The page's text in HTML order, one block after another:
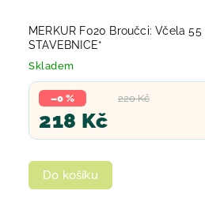
MERKUR F020 Broučci: Včela
STAVEBNICE*
Skladem
220 Kč
–0 %
218 Kč
Do košíku